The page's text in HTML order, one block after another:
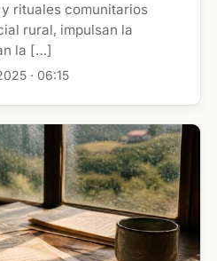
rituales comunitarios
rural, impulsan la
la […]
· 06:15